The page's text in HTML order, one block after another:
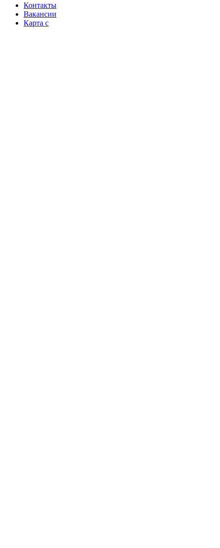
Контакты
Вакансии
Карта с